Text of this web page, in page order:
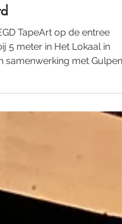
Het Lokaal
TapeArt op de entree
van de Korenwolf uit
met natuurlijk een
in zijn hand, met het
Amersfoort erop, als
“Lokaal inkopen”. De rode
blaadjes komen uit het l